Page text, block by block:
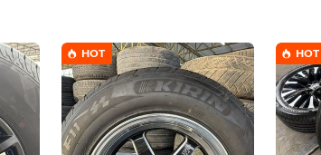
HOT HOT